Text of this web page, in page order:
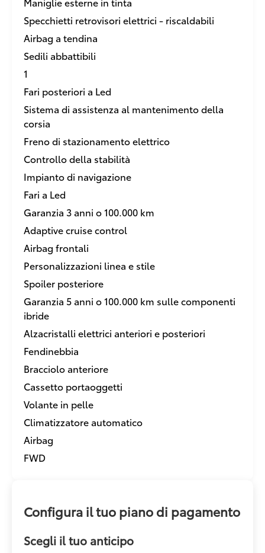
Specchietti retrovisori elettrici - riscaldabili
Airbag a tendina
Sedili abbattibili
1
Fari posteriori a Led
Sistema di assistenza al mantenimento della
corsia
Freno di stazionamento elettrico
Controllo della stabilità
Impianto di navigazione
Fari a Led
Garanzia 3 anni o 100.000 km
Adaptive cruise control
Airbag frontali
Personalizzazioni linea e stile
Spoiler posteriore
Garanzia 5 anni o 100.000 km sulle componenti
ibride
Alzacristalli elettrici anteriori e posteriori
Fendinebbia
Bracciolo anteriore
Cassetto portaoggetti
Volante in pelle
Climatizzatore automatico
Airbag
FWD
Configura il tuo piano di pagamento
Scegli il tuo anticipo